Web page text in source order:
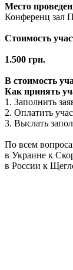
Место
Конференц зал
Стоимость
1.500 грн.
В стоимость
Как принять
1. Заполнить
2. Оплатить
3. Выслать
По всем
в Украине к
в России к